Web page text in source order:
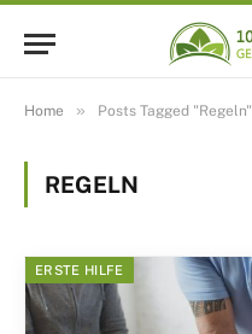
Home » Posts Tagged "Regeln"
REGELN
ERSTE HILFE